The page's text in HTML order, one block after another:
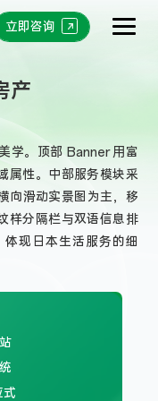
立即咨询
产
学。顶部 Banner 用富
属性。中部服务模块采
向滑动实景图为主，移
样分隔栏与双语信息排
现日本生活服务的细
式